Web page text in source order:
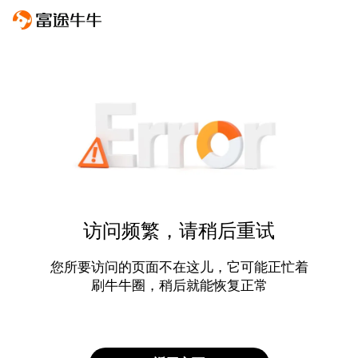
访问频繁，请稍后重试
您所要访问的页面不在这儿，它可能正忙着
刷牛牛圈，稍后就能恢复正常